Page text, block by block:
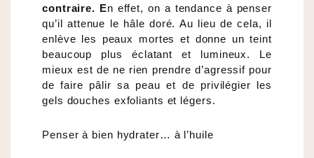
contraire. En effet, on a tendance à penser
qu’il attenue le hâle doré. Au lieu de cela, il
enlève les peaux mortes et donne un teint
beaucoup plus éclatant et lumineux. Le
mieux est de ne rien prendre d’agressif pour
de faire pâlir sa peau et de privilégier les
gels douches exfoliants et légers.
Penser à bien hydrater… à l’huile